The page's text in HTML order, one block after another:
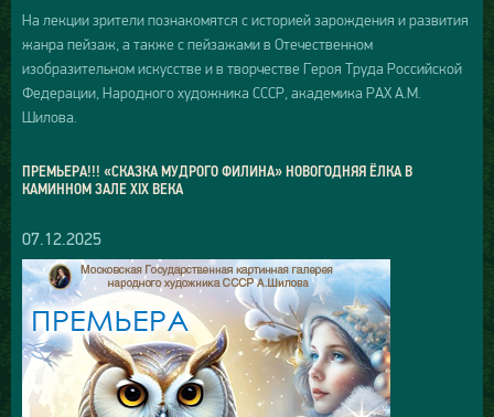
На лекции зрители познакомятся с историей зарождения и развития
жанра пейзаж, а также с пейзажами в Отечественном
изобразительном искусстве и в творчестве Героя Труда Российской
Федерации, Народного художника СССР, академика РАХ А.М.
Шилова.
ПРЕМЬЕРА!!! «СКАЗКА МУДРОГО ФИЛИНА» НОВОГОДНЯЯ ЁЛКА В
КАМИННОМ ЗАЛЕ XIX ВЕКА
07.12.2025